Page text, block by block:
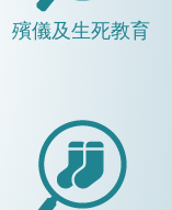
殯儀及生死教育